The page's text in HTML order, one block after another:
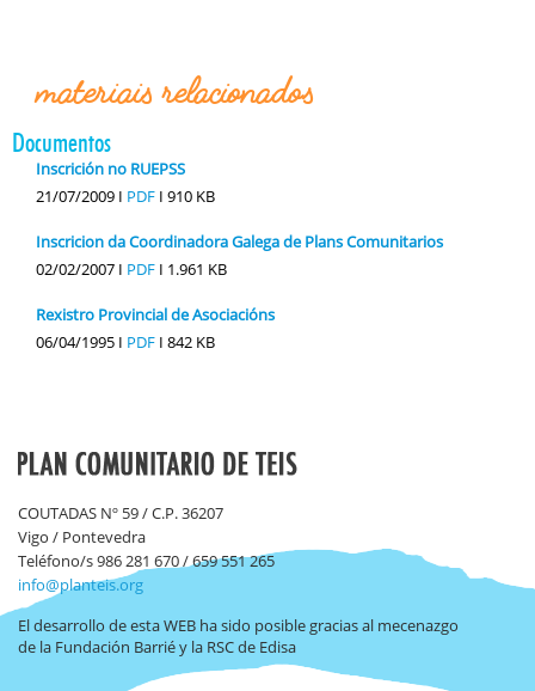
materiais relacionados
Documentos
Inscrición no RUEPSS
21/07/2009 I PDF I 910 KB
Inscricion da Coordinadora Galega de Plans Comunitarios
02/02/2007 I PDF I 1.961 KB
Rexistro Provincial de Asociacións
06/04/1995 I PDF I 842 KB
COUTADAS Nº 59 / C.P. 36207
Vigo / Pontevedra
Teléfono/s 986 281 670 / 659 551 265
info@planteis.org
El desarrollo de esta WEB ha sido posible gracias al mecenazgo
de la Fundación Barrié y la RSC de Edisa